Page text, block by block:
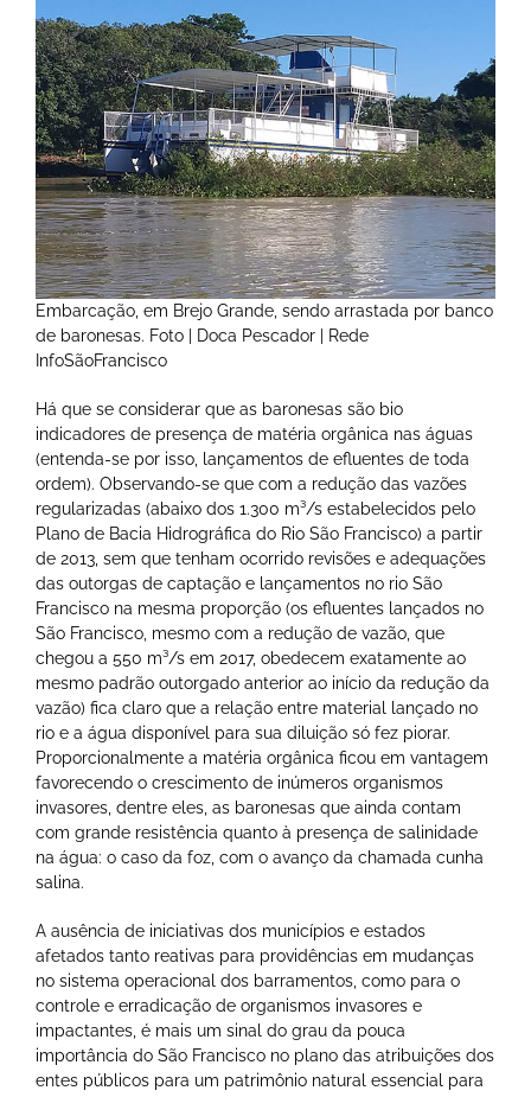
Embarcação, em Brejo Grande, sendo arrastada por banco
de baronesas. Foto | Doca Pescador | Rede
InfoSãoFrancisco
Há que se considerar que as baronesas são bio
indicadores de presença de matéria orgânica nas águas
(entenda-se por isso, lançamentos de efluentes de toda
ordem). Observando-se que com a redução das vazões
regularizadas (abaixo dos 1.300 m³/s estabelecidos pelo
Plano de Bacia Hidrográfica do Rio São Francisco) a partir
de 2013, sem que tenham ocorrido revisões e adequações
das outorgas de captação e lançamentos no rio São
Francisco na mesma proporção (os efluentes lançados no
São Francisco, mesmo com a redução de vazão, que
chegou a 550 m³/s em 2017, obedecem exatamente ao
mesmo padrão outorgado anterior ao início da redução da
vazão) fica claro que a relação entre material lançado no
rio e a água disponível para sua diluição só fez piorar.
Proporcionalmente a matéria orgânica ficou em vantagem
favorecendo o crescimento de inúmeros organismos
invasores, dentre eles, as baronesas que ainda contam
com grande resistência quanto à presença de salinidade
na água: o caso da foz, com o avanço da chamada cunha
salina.
A ausência de iniciativas dos municípios e estados
afetados tanto reativas para providências em mudanças
no sistema operacional dos barramentos, como para o
controle e erradicação de organismos invasores e
impactantes, é mais um sinal do grau da pouca
importância do São Francisco no plano das atribuições dos
entes públicos para um patrimônio natural essencial para